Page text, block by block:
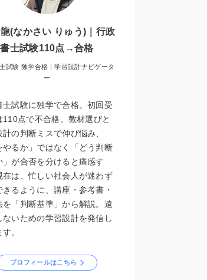
(なかさい りゅう)｜行政
書士試験110点→合格
試験 独学合格｜学習設計ナビゲータ
ー
士試験に独学で合格。初回受
110点で不合格。教材選びと
計の判断ミスで伸び悩み、
やるか」ではなく「どう判断
」が合否を分けると痛感す
在は、忙しい社会人が迷わず
きるように、講座・参考書・
を「判断基準」から解説。遠
ないための学習設計を発信し
。
プロフィールはこちら